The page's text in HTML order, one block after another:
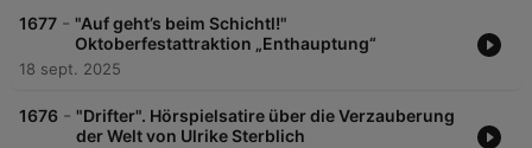
1677 - "Auf geht’s beim Schichtl!"
Oktoberfestattraktion „Enthauptung“
18 sept. 2025
1676 - "Drifter". Hörspielsatire über die Verzauberung
der Welt von Ulrike Sterblich